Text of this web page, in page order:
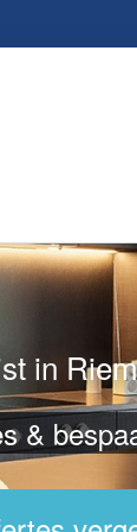
in
&